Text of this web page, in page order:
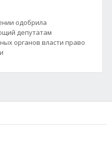
одобрила
депутатам
органов власти право